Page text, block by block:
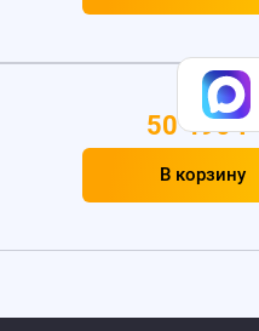
50 490 ₽
В корзину